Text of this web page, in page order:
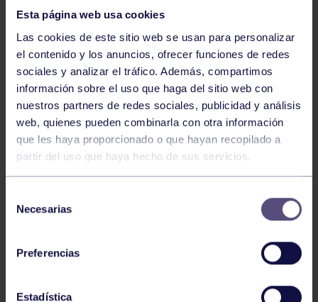
Esta página web usa cookies
Las cookies de este sitio web se usan para personalizar
el contenido y los anuncios, ofrecer funciones de redes
sociales y analizar el tráfico. Además, compartimos
información sobre el uso que haga del sitio web con
nuestros partners de redes sociales, publicidad y análisis
web, quienes pueden combinarla con otra información
que les haya proporcionado o que hayan recopilado a
partir del uso que haya hecho de sus servicios.
Necesarias
Preferencias
Estadística
Hockey 28 Jul 2026
ÓSCAR PALOMERO, RUMBO AL
MUNDIAL